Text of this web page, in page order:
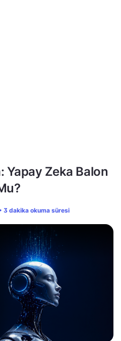
Yapay Zeka Balon
3 dakika okuma süresi